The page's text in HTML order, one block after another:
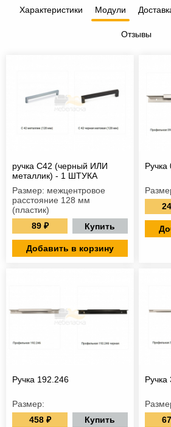
Характеристики Модули
Отзывы
ручка С42 (черный ИЛИ
металлик) - 1 ШТУКА
Размер: межцентровое
расстояние 128 мм
(пластик)
89 ₽
Купить
Добавить в корзину
Ручка
Ручка 192.246
Размер:
458 ₽
Купить
Ручка